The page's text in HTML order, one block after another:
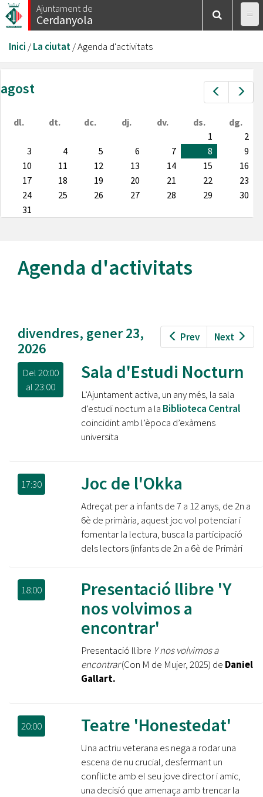
Vés
al
Ajuntament de
Cerdanyola
Esteu
aquí
Inici /La ciutat/Agenda d'activitats
Prev
agost
dl. dt. dc. dj. dv. ds.
dg.
1
2
3
4 5 6 7 8
9
10
11 12 13 14 15
16
17
18 19 20 21 22
23
24
25 26 27 28 29
30
31
Agenda d'activitats
Prev Next
divendres, gener 23,
2026
Del20:00
al23:00
Sala d'Estudi Nocturn
L’Ajuntament activa, un any més, la sala
d’estudi nocturn a la Biblioteca Central
coincidint amb l’època d’exàmens
universita
17:30 Joc de l'Okka
Adreçat per a infants de 7 a 12 anys, de 2n a
6è de primària, aquest joc vol potenciar i
fomentar la lectura, busca la participació
dels lectors (infants de 2n a 6è de Primàri
18:00
Presentació llibre 'Y
nos volvimos a
encontrar'
Presentació llibre Y nos volvimos a
encontrar(Con M de Mujer, 2025) de Daniel
Gallart.
20:00 Teatre 'Honestedat'
Una actriu veterana es nega a rodar una
escena de nu crucial, desfermant un
conflicte amb el seu jove director i amic,
una decisió que amenaça amb trencar la